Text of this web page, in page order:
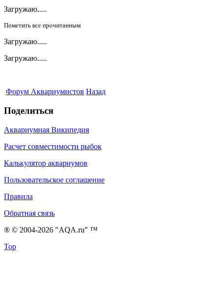
Загружаю.....
Пометить все прочитанным
Загружаю.....
Загружаю.....
Форум Аквариумистов Назад
Поделиться
Аквариумная Википедия
Расчет совместимости рыбок
Калькулятор аквариумов
Пользовательское соглашение
Правила
Обратная связь
® © 2004-2026 "AQA.ru" ™
Top